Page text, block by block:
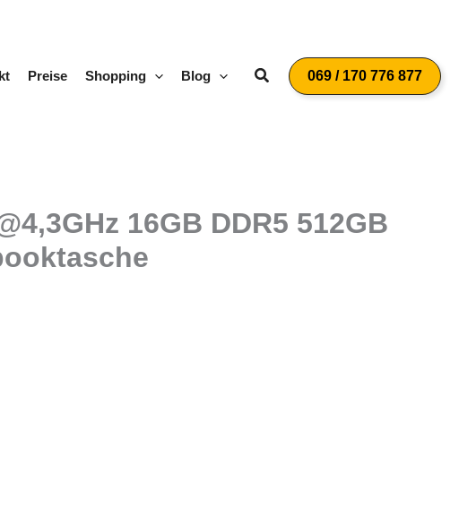
Preise Shopping Blog Suchen069 / 170 776 877
16GB DDR5 512GB